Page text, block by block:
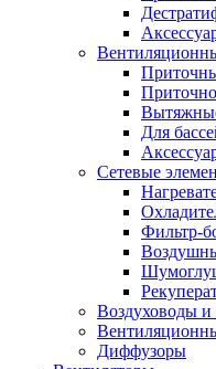
Для
Сетевые
Фильтр-
Воздуховоды
Диффузоры